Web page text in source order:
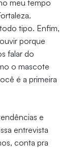
meu tempo
tipo. Enfim,
porque
falar do
o mascote
é a primeira
e
entrevista
conta pra